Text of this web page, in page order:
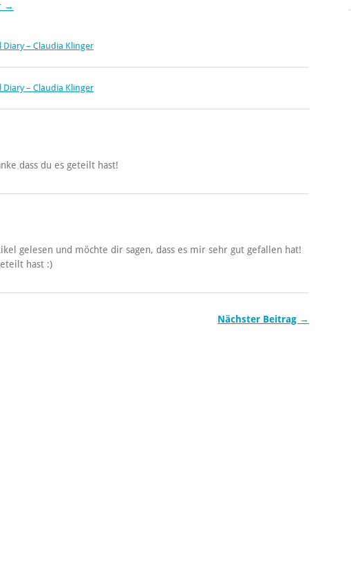
→
Diary – Claudia Klinger
Diary – Claudia Klinger
dass du es geteilt hast!
gelesen und möchte dir sagen, dass es mir sehr gut gefallen hat!
hast :)
Nächster Beitrag →